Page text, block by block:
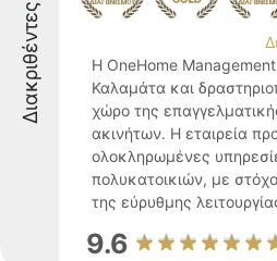
Διακριθέντες
Η OneHome
Καλαμάτα και
χώρο της
ακινήτων. Η εταιρεία
ολοκληρωμένες
πολυκατοικιών, με
της εύρυθμης
9.6